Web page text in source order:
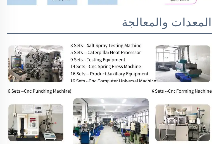
المعدات والمعالجة